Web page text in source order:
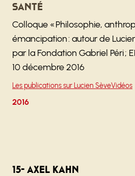
santé
Colloque « Philosophie,
émancipation : autour de
par la Fondation Gabriel Péri ;
10 décembre 2016
Les publications sur Lucien SèveVidéos
2016
15- Axel Kahn